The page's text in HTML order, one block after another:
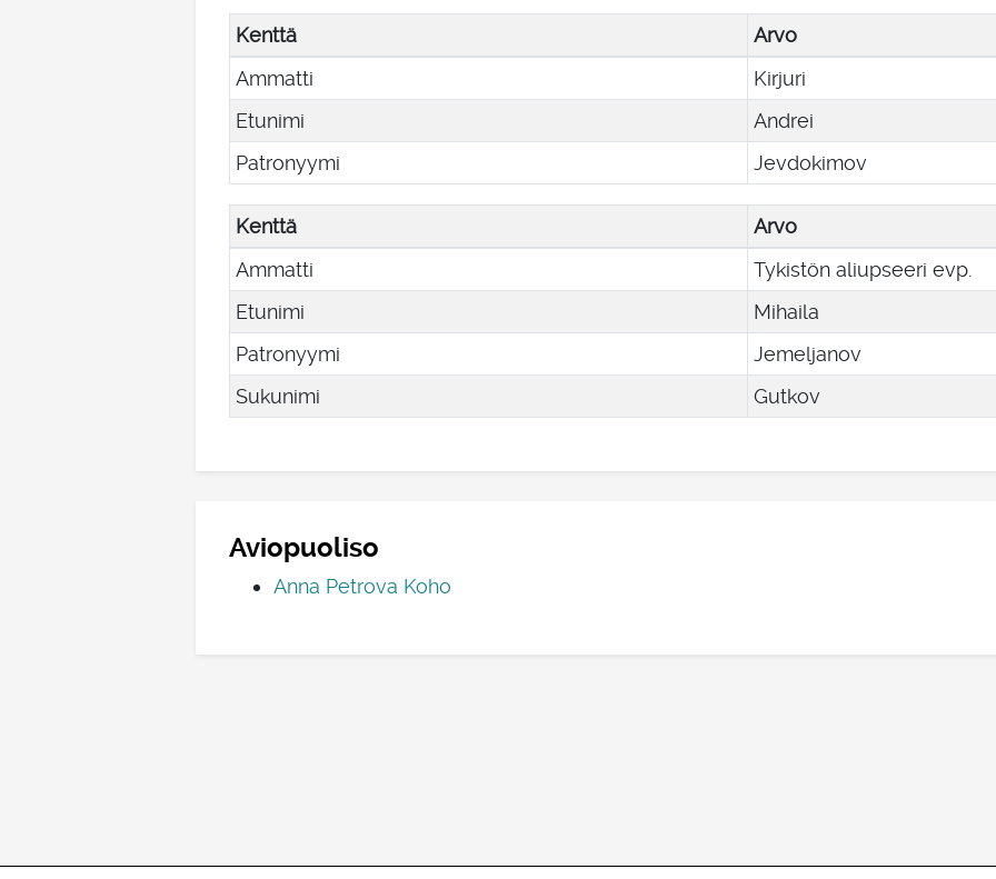
Kenttä
Arvo
Ammatti
Kirjuri
Etunimi
Andrei
Patronyymi
Jevdokimov
Kenttä
Arvo
Ammatti
Tykistön aliupseeri evp.
Etunimi
Mihaila
Patronyymi
Jemeljanov
Sukunimi
Gutkov
Aviopuoliso
Anna Petrova Koho